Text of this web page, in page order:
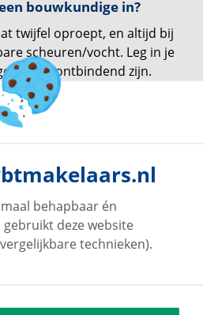
bouwkundige in?
twijfel oproept, en altijd bij
scheuren/vocht. Leg in je
ontbindend zijn.
tijdens mijn traject?
en je financiering geldig.
goede kans per week dan
en waar let ik dan
dag). Check of alle
zijn, installaties werken (cv/
behapbaar én
deze website
technieken).